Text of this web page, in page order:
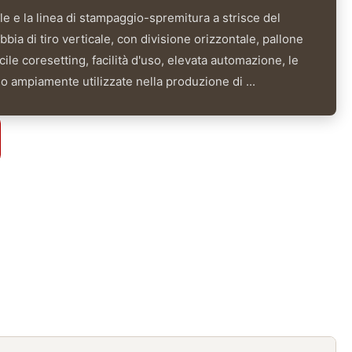
e la linea di stampaggio-spremitura a strisce del
di tiro verticale, con divisione orizzontale, pallone
coresetting, facilità d'uso, elevata automazione, le
ampiamente utilizzate nella produzione di ...